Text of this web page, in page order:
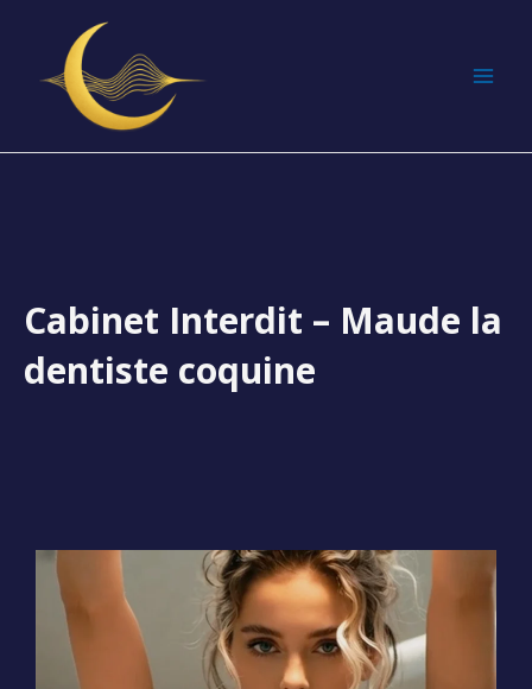
contenu
Cabinet Interdit – Maude la
dentiste coquine